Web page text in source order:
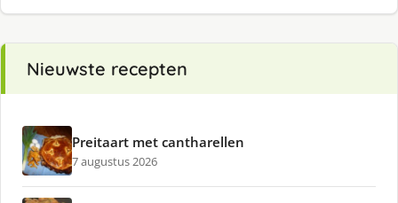
Nieuwste recepten
Preitaart met cantharellen
7 augustus 2026